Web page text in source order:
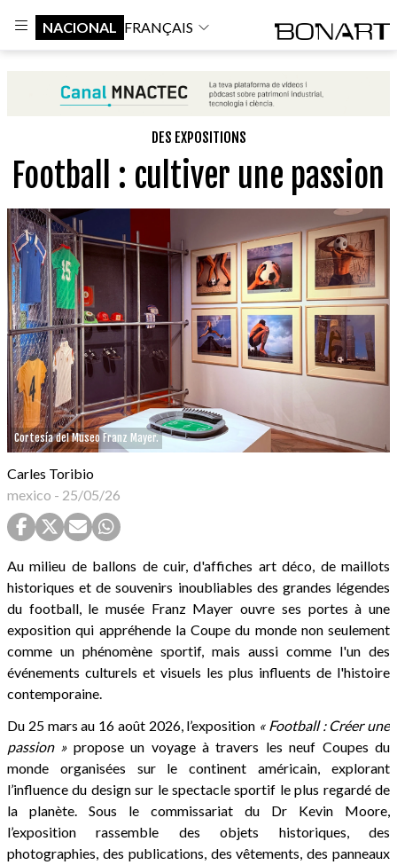
NACIONAL FRANÇAIS
DES EXPOSITIONS
Football : cultiver une passion
Cortesía del Museo Franz Mayer.
Carles Toribio
mexico - 25/05/26
Au milieu de ballons de cuir, d'affiches art déco, de maillots
historiques et de souvenirs inoubliables des grandes légendes
du football, le musée Franz Mayer ouvre ses portes à une
exposition qui appréhende la Coupe du monde non seulement
comme un phénomène sportif, mais aussi comme l'un des
événements culturels et visuels les plus influents de l'histoire
contemporaine.
Du 25 mars au 16 août 2026, l’exposition « Football : Créer une
passion »propose un voyage à travers les neuf Coupes du
monde organisées sur le continent américain, explorant
l’influence du design sur le spectacle sportif le plus regardé de
la planète. Sous le commissariat du Dr Kevin Moore,
l’exposition rassemble des objets historiques, des
photographies, des publications, des vêtements, des panneaux